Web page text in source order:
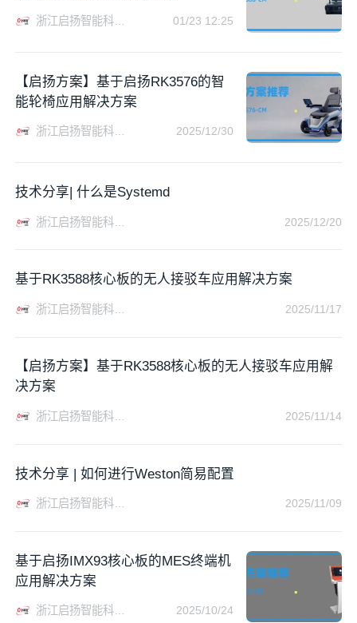
01/23 12:25
【启扬方案】基于启扬RK3576的智
能轮椅应用解决方案
浙江启扬智能科技有限公司 2025/12/30
技术分享| 什么是Systemd
2025/12/20
基于RK3588核心板的无人接驳车应用解决方案
2025/11/17
【启扬方案】基于RK3588核心板的无人接驳车应用解
决方案
2025/11/14
技术分享 | 如何进行Weston简易配置
2025/11/09
基于启扬IMX93核心板的MES终端机
应用解决方案
2025/10/24